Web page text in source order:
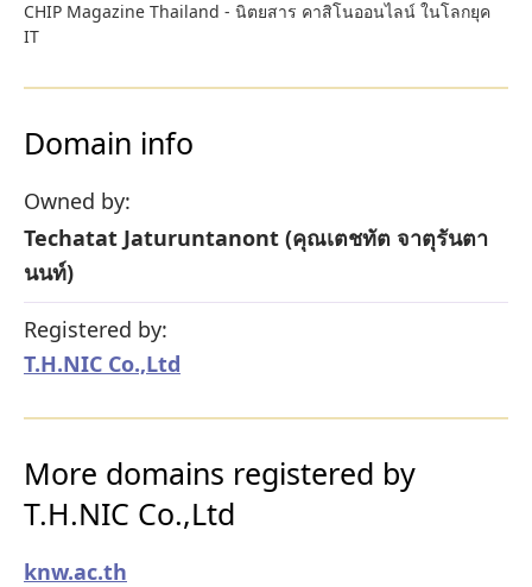
CHIP Magazine Thailand - นิตยสาร คาสิโนออนไลน์ ในโลกยุค
IT
Domain info
Owned by:
Techatat Jaturuntanont (คุณเตชทัต จาตุรันตา
นนท์)
Registered by:
T.H.NIC Co.,Ltd
More domains registered by
T.H.NIC Co.,Ltd
knw.ac.th